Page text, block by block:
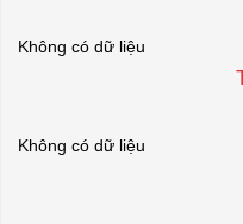
Không có dữ liệu
Không có dữ liệu